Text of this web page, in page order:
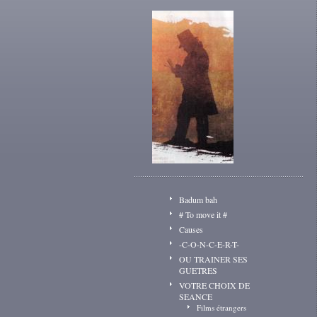
Badum bah
# To move it #
Causes
-C-O-N-C-E-R-T-
OU TRAINER SES
GUETRES
VOTRE CHOIX DE
SEANCE
Films étrangers